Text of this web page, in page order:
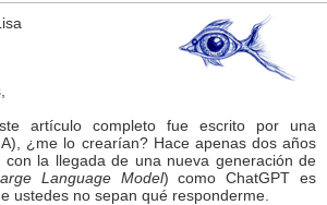
artículo completo fue escrito por una
¿me lo crearían? Hace apenas dos años
la llegada de una nueva generación de
Language Model) como ChatGPT es
ustedes no sepan qué responderme.